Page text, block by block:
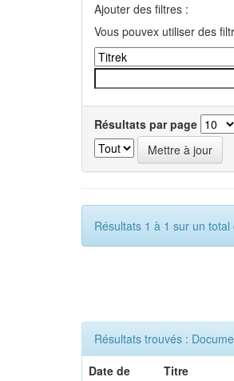
Ajouter des filtres :
Vous pouvex utiliser des
Résultats par page
Résultats 1 à 1 sur un total
Résultats trouvés :
Date de
Titre